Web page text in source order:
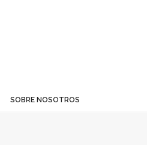
SOBRE NOSOTROS